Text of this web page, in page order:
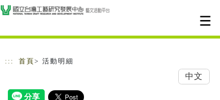
跳到主要內容
網站導覽
::: 首頁 > 活動明細
中文